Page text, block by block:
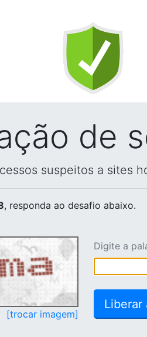
de
suspeitos a sites
, responda ao desafio abaixo.
[trocar imagem]
Digite a